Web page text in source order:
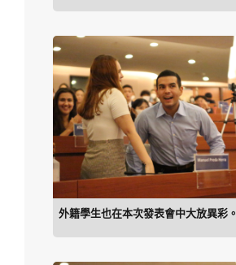
外籍學生也在本次發表會中大放異彩。